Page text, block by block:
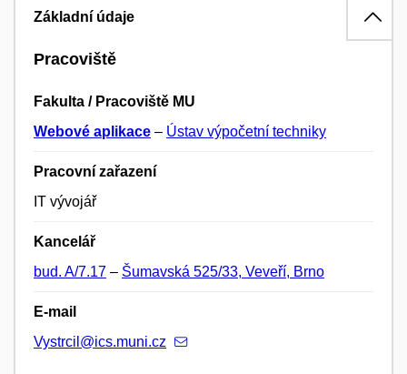
Základní údaje
Pracoviště
Fakulta / Pracoviště MU
Webové aplikace – Ústav výpočetní techniky
Pracovní zařazení
IT vývojář
Kancelář
bud. A/7.17 – Šumavská 525/33, Veveří, Brno
E-mail
Vystrcil@ics.muni.cz